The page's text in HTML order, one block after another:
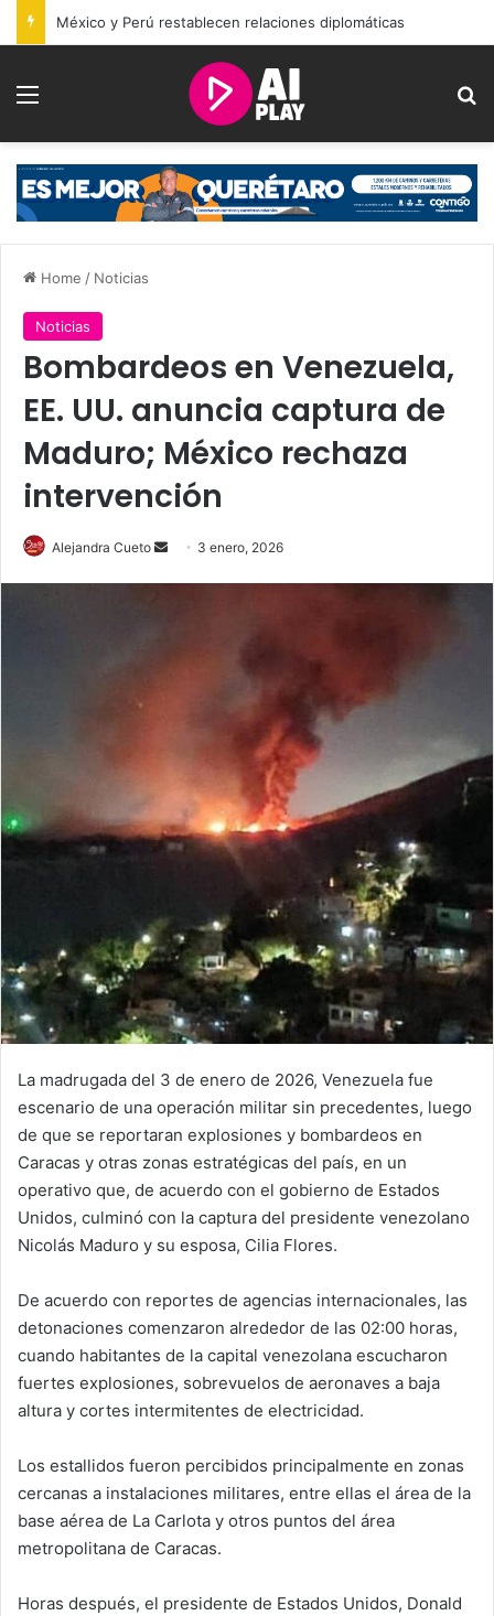
México y Perú restablecen relaciones diplomáticas
Menu
Home / Noticias
Noticias
Bombardeos en Venezuela,
EE. UU. anuncia captura de
Maduro; México rechaza
intervención
Alejandra Cueto
Send 3 enero, 2026
La madrugada del 3 de enero de 2026, Venezuela fue
escenario de una operación militar sin precedentes, luego
de que se reportaran explosiones y bombardeos en
Caracas y otras zonas estratégicas del país, en un
operativo que, de acuerdo con el gobierno de Estados
Unidos, culminó con la captura del presidente venezolano
Nicolás Maduro y su esposa, Cilia Flores.
De acuerdo con reportes de agencias internacionales, las
detonaciones comenzaron alrededor de las 02:00 horas,
cuando habitantes de la capital venezolana escucharon
fuertes explosiones, sobrevuelos de aeronaves a baja
altura y cortes intermitentes de electricidad.
Los estallidos fueron percibidos principalmente en zonas
cercanas a instalaciones militares, entre ellas el área de la
base aérea de La Carlota y otros puntos del área
metropolitana de Caracas.
Horas después, el presidente de Estados Unidos, Donald